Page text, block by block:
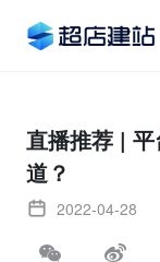
直播推荐 |
道？
2022-04-28